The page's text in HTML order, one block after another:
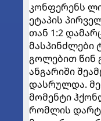
კონფერენს
ეტაპის
თან 1:2
მასპინძლები
გოლებით წინ
ანგარიში
დასრულდა.
მომენტი
რომლის